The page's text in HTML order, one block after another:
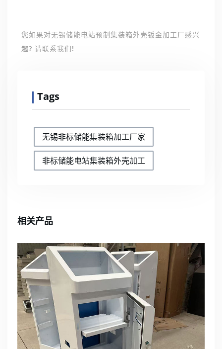
您如果对无锡储能电站预制集装箱外壳钣金加工厂感兴
趣? 请联系我们!
Tags
无锡非标储能集装箱加工厂家
非标储能电站集装箱外壳加工
相关产品